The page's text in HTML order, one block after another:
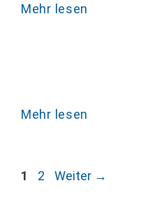
Mehr lesen
Mehr lesen
Seite
1 Seite
2 Weiter →